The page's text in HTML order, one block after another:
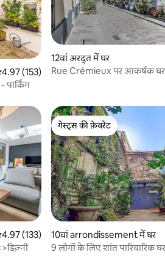
रेटिंग 5 में से 4.97, 153 समीक्षाएँ
4.97 (153)
पार्किंग
12वां अरद्त में घर
Rue Crémieux पर आकर्षक घर
रेटिंग 5 में से 4.97, 133 समीक्षाएँ
4.97 (133)
पेरिस<>डिज़्नी
गेस्ट्स की फ़ेवरेट
गेस्ट्स की फ़ेवरेट
10वां arrondissement में घर
9 लोगों के लिए शांत पारिवारिक